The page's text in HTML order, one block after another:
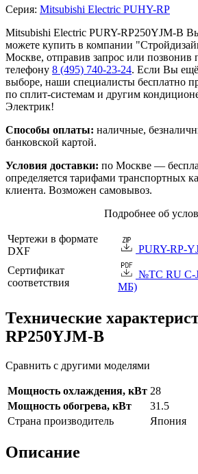
Серия: Mitsubishi Electric PUHY-RP
Mitsubishi Electric PURY-RP250YJM-B
можете купить в компании
Москве, отправив запрос или позвонив
телефону 8 (495) 740-23-24. Если Вы
выборе, наши специалисты бесплатно
по сплит-системам и другим
Электрик!
Способы оплаты: наличные,
банковской картой.
Условия доставки: по Москве —
определяется тарифами транспортных
клиента. Возможен самовывоз.
Подробнее об
Чертежи в формате
DXF
PURY-RP-
Сертификат
соответствия
№TC RU C-
МБ)
Технические
RP250YJM-B
Сравнить с другими моделями
Мощность охлаждения, кВт 28
Мощность обогрева, кВт
31.5
Страна производитель
Япония
Описание